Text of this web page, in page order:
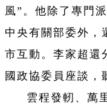
風”。他除了專門
中央有關部委外，
市互動。李家超還
國政協委員座談，
雲程發軔、萬